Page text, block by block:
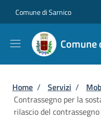
Comune di Sarnico
Comune
Briciole di
Home / Servizi /
Contrassegno per la
rilascio del contrassegno